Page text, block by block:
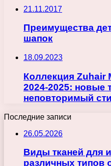
21.11.2017
Преимущества
шапок
18.09.2023
Коллекция Zuhair
2024-2025: новые
неповторимый
Последние записи
26.05.2026
Виды тканей для
различных типов